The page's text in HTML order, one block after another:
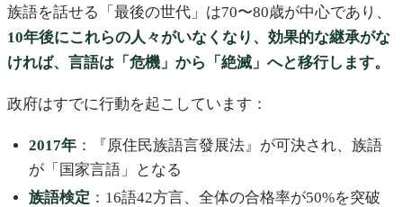
族語を話せる「最後の世代」は70〜80歳が中心であり、
10年後にこれらの人々がいなくなり、効果的な継承がな
ければ、言語は「危機」から「絶滅」へと移行します。
政府はすでに行動を起こしています：
2017年 ：『原住民族語言發展法』が可決され、族語
が「国家言語」となる
族語検定 ：16語42方言、全体の合格率が50%を突破